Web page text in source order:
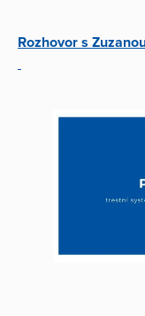
Rozhovor s